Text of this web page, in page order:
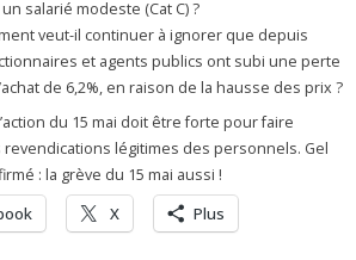
sala­rié modeste (Cat C) ?
veut-il conti­nuer à igno­rer que depuis
et agents publics ont subi une perte
de 6,2%, en raison de la hausse des prix ?
du 15 mai doit être forte pour faire
légi­ti­mes des per­son­nels. Gel
: la grève du 15 mai aussi !
X Plus